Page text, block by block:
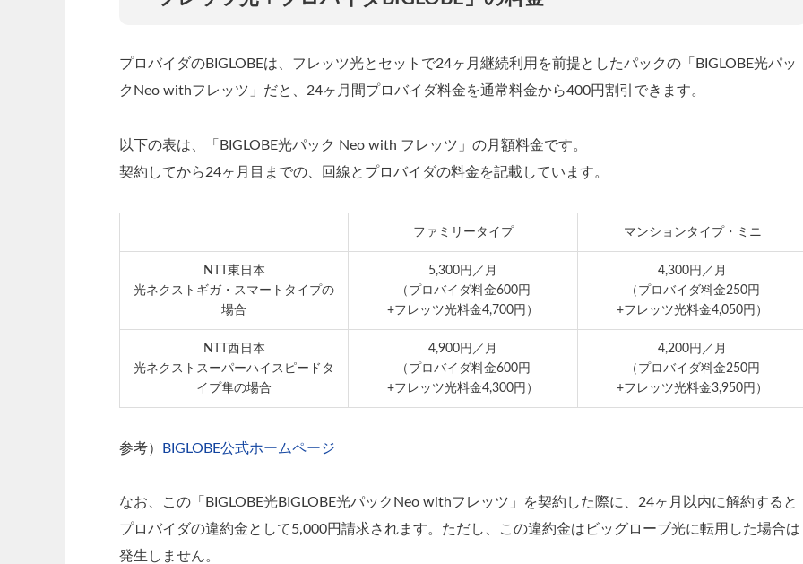
プロバイダのBIGLOBEは、フレッツ光とセットで24ヶ月継続利用を前提としたパックの「BIGLOBE光パッ
クNeo withフレッツ」だと、24ヶ月間プロバイダ料金を通常料金から400円割引できます。
以下の表は、「BIGLOBE光パック Neo with フレッツ」の月額料金です。
契約してから24ヶ月目までの、回線とプロバイダの料金を記載しています。
ファミリータイプ マンションタイプ・ミニ
NTT東日本
光ネクストギガ・スマートタイプの
場合
5,300円／月
（プロバイダ料金600円
+フレッツ光料金4,700円）
4,300円／月
（プロバイダ料金250円
+フレッツ光料金4,050円）
NTT西日本
光ネクストスーパーハイスピードタ
イプ隼の場合
4,900円／月
（プロバイダ料金600円
+フレッツ光料金4,300円）
4,200円／月
（プロバイダ料金250円
+フレッツ光料金3,950円）
参考） BIGLOBE公式ホームページ
なお、この「BIGLOBE光BIGLOBE光パックNeo withフレッツ」を契約した際に、24ヶ月以内に解約すると
プロバイダの違約金として5,000円請求されます。ただし、この違約金はビッグローブ光に転用した場合は
発生しません。